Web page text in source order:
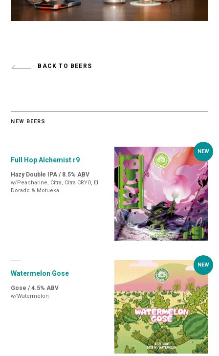
BACK TO BEERS
NEW BEERS
Full Hop Alchemist r9
Hazy Double IPA / 8.5% ABV
w/Peacharine, Citra, Citra CRYO, El
Dorado & Motueka
Watermelon Gose
Gose / 4.5% ABV
w/Watermelon